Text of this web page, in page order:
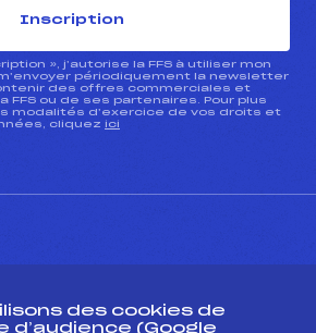
Inscription
», j’autorise la FFS à utiliser mon
périodiquement la newsletter
des offres commerciales et
FFS ou de ses partenaires. Pour plus
modalités d’exercice de vos droits et
cliquez ici
des cookies de
d’audience (Google